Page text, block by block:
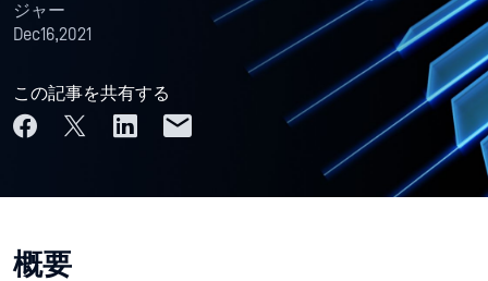
ジャー
Dec16,2021
この記事を共有する
概要